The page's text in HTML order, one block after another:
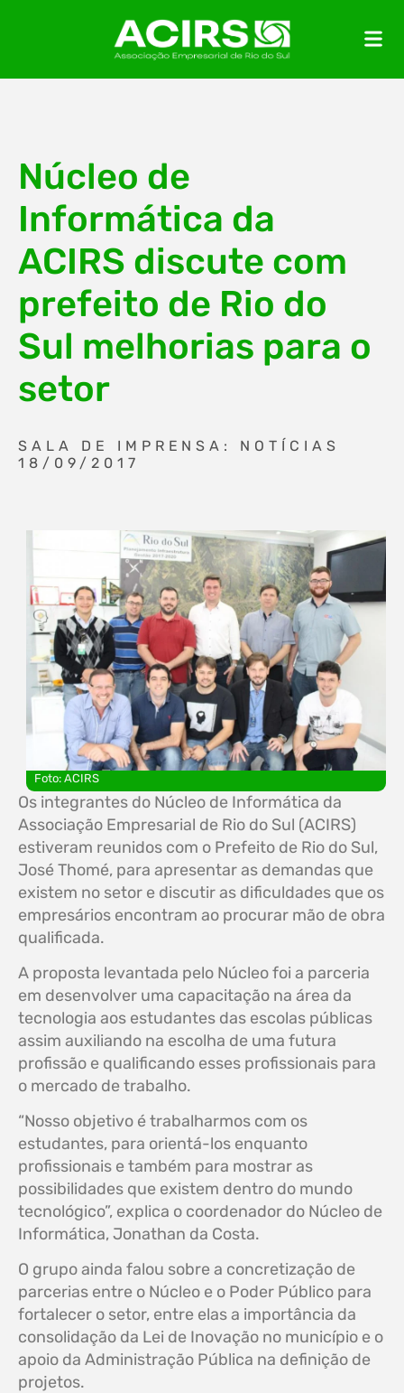
Núcleo de
Informática da
ACIRS discute com
prefeito de Rio do
Sul melhorias para o
setor
SALA DE IMPRENSA: NOTÍCIAS
18/09/2017
Foto: ACIRS
Os integrantes do Núcleo de Informática da
Associação Empresarial de Rio do Sul (ACIRS)
estiveram reunidos com o Prefeito de Rio do Sul,
José Thomé, para apresentar as demandas que
existem no setor e discutir as dificuldades que os
empresários encontram ao procurar mão de obra
qualificada.
A proposta levantada pelo Núcleo foi a parceria
em desenvolver uma capacitação na área da
tecnologia aos estudantes das escolas públicas
assim auxiliando na escolha de uma futura
profissão e qualificando esses profissionais para
o mercado de trabalho.
“Nosso objetivo é trabalharmos com os
estudantes, para orientá-los enquanto
profissionais e também para mostrar as
possibilidades que existem dentro do mundo
tecnológico”, explica o coordenador do Núcleo de
Informática, Jonathan da Costa.
O grupo ainda falou sobre a concretização de
parcerias entre o Núcleo e o Poder Público para
fortalecer o setor, entre elas a importância da
consolidação da Lei de Inovação no município e o
apoio da Administração Pública na definição de
projetos.